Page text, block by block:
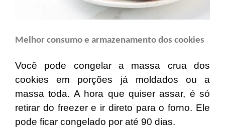
Melhor consumo e armazenamento dos cookies
Você pode congelar a massa crua dos
cookies em porções já moldados ou a
massa toda. A hora que quiser assar, é só
retirar do freezer e ir direto para o forno. Ele
pode ficar congelado por até 90 dias.